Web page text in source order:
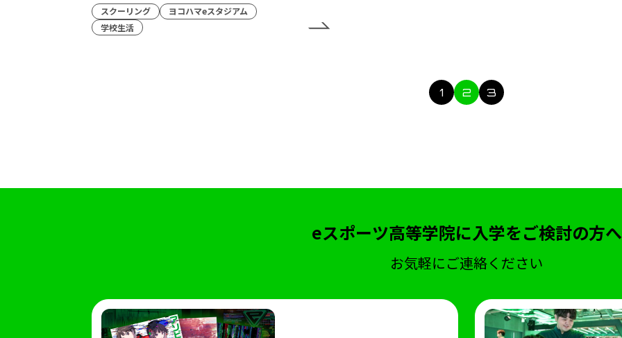
スクーリング
ヨコハマeスタジアム
学校生活
1 2 3
eスポーツ高等学院に入学をご検討の方へ
お気軽にご連絡ください